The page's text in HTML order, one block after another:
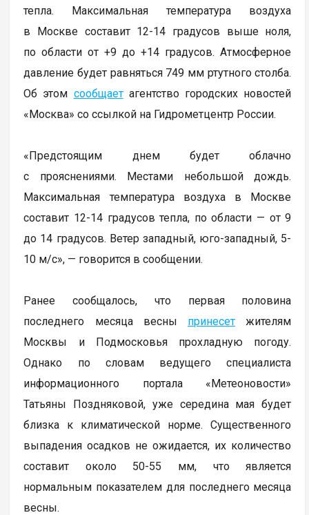
тепла. Максимальная температура воздуха
в Москве составит 12-14 градусов выше ноля,
по области от +9 до +14 градусов. Атмосферное
давление будет равняться 749 мм ртутного столба.
Об этом сообщаетагентство городских новостей
«Москва» со ссылкой на Гидрометцентр России.
«Предстоящим днем будет облачно
с прояснениями. Местами небольшой дождь.
Максимальная температура воздуха в Москве
составит 12-14 градусов тепла, по области — от 9
до 14 градусов. Ветер западный, юго-западный, 5-
10 м/с», — говорится в сообщении.
Ранее сообщалось, что первая половина
последнего месяца весны принесет жителям
Москвы и Подмосковья прохладную погоду.
Однако по словам ведущего специалиста
информационного портала «Метеоновости»
Татьяны Поздняковой, уже середина мая будет
близка к климатической норме. Существенного
выпадения осадков не ожидается, их количество
составит около 50-55 мм, что является
нормальным показателем для последнего месяца
весны.